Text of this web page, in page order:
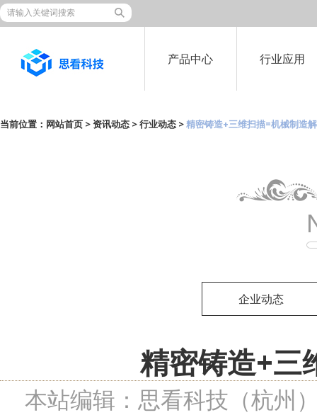
产品中心 行业应用
当前位置： 网站首页 >资讯动态 >行业动态 >精密铸造+三维扫描=机械制造
企业动态
精密铸造+三
本站编辑：思看科技（杭州